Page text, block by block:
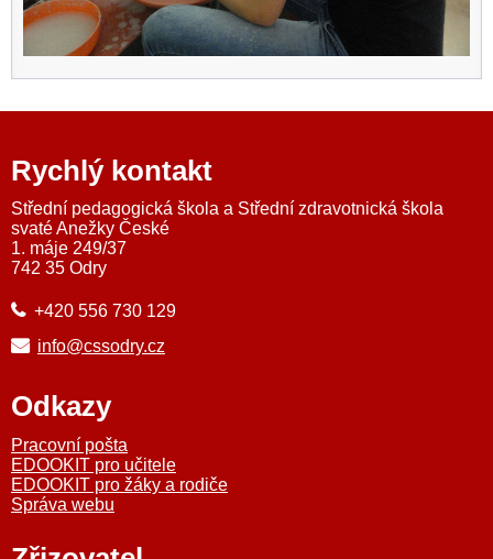
Rychlý kontakt
Střední pedagogická škola a Střední zdravotnická škola
svaté Anežky České
1. máje 249/37
742 35 Odry
+420 556 730 129
info@cssodry.cz
Odkazy
Pracovní pošta
EDOOKIT pro učitele
EDOOKIT pro žáky a rodiče
Správa webu